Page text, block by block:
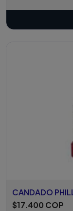
CANDADO
$17.400 COP